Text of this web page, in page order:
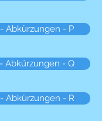
Abkürzungen - P
Abkürzungen - Q
Abkürzungen - R